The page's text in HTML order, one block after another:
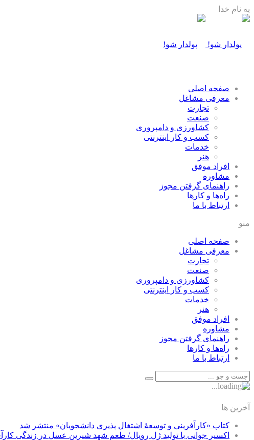
به نام خدا
صفحه اصلی
معرفی مشاغل
تجارت
صنعت
كشاورزی و دامپروری
كسب و كار اينترنتی
خدمات
هنر
افراد موفق
مشاوره
راهنمای گرفتن مجوز
راه‌ها و كارها
ارتباط با ما
منو
صفحه اصلی
معرفی مشاغل
تجارت
صنعت
كشاورزی و دامپروری
كسب و كار اينترنتی
خدمات
هنر
افراد موفق
مشاوره
راهنمای گرفتن مجوز
راه‌ها و كارها
ارتباط با ما
آخرین ها
کتاب «کارآفرینی و توسعۀ اشتغال پذیری دانشجویان» منتشر شد
اکسیر جوانی با تولید ژل رویال/ طعم شهد شیرین عسل‌ در زندگی